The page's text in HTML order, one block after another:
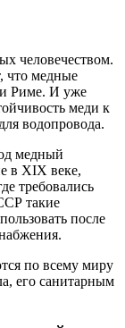
человечеством.
что медные
Риме. И уже
меди к
водопровода.
медный
в XIX веке,
требовались
такие
после
по всему миру
его санитарным